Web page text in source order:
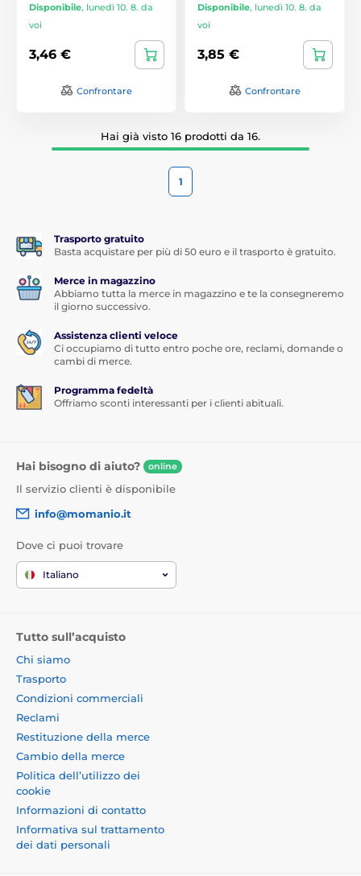
Disponibile, lunedì 10. 8. da
voi
3,46 €
Confrontare
Disponibile, lunedì 10. 8. da
voi
3,85 €
Confrontare
Hai già visto 16 prodotti da 16.
1
Trasporto gratuito
Basta acquistare per più di 50 euro e il trasporto è gratuito.
Merce in magazzino
Abbiamo tutta la merce in magazzino e te la consegneremo
il giorno successivo.
Assistenza clienti veloce
Ci occupiamo di tutto entro poche ore, reclami, domande o
cambi di merce.
Programma fedeltà
Offriamo sconti interessanti per i clienti abituali.
Hai bisogno di aiuto? online
Il servizio clienti è disponibile
info@momanio.it
Dove ci puoi trovare
Italiano
Tutto sull’acquisto
Chi siamo
Trasporto
Condizioni commerciali
Reclami
Restituzione della merce
Cambio della merce
Politica dell’utilizzo dei
cookie
Informazioni di contatto
Informativa sul trattamento
dei dati personali